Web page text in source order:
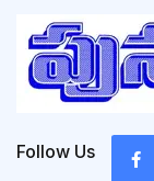
Follow Us